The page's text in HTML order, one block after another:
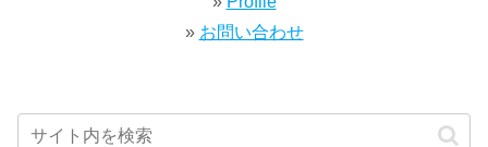
» お問い合わせ